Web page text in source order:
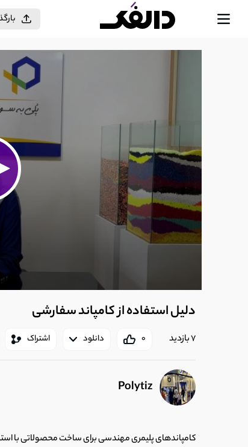
دلیل استفاده از کامپاند سفارشی
0 دانلود اشتراک 7 بازدید
Polytiz
کامپاندهای پلیمری مهندسی برای ساخت محصولاتی با